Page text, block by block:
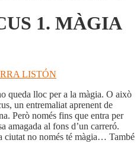
1. MÀGIA
LISTÓN
queda lloc per a la màgia. O això
un entremaliat aprenent de
Però només fins que entra per
amagada al fons d’un carreró.
ciutat no només té màgia… També